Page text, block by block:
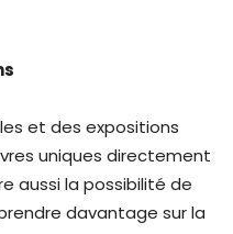
et des expositions
uniques directement
aussi la possibilité de
davantage sur la